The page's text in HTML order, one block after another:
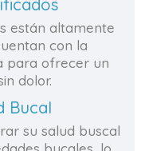
están altamente
con la
para ofrecer un
dolor.
Bucal
su salud buscal